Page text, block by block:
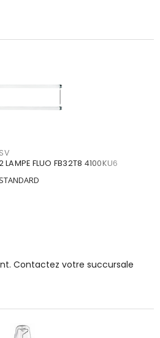
FLUO FB32T8 4100KU6
Contactez votre succursale